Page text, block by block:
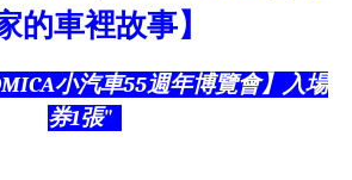
的車裡故事】
小汽車55週年博覽會】入場
券1張"